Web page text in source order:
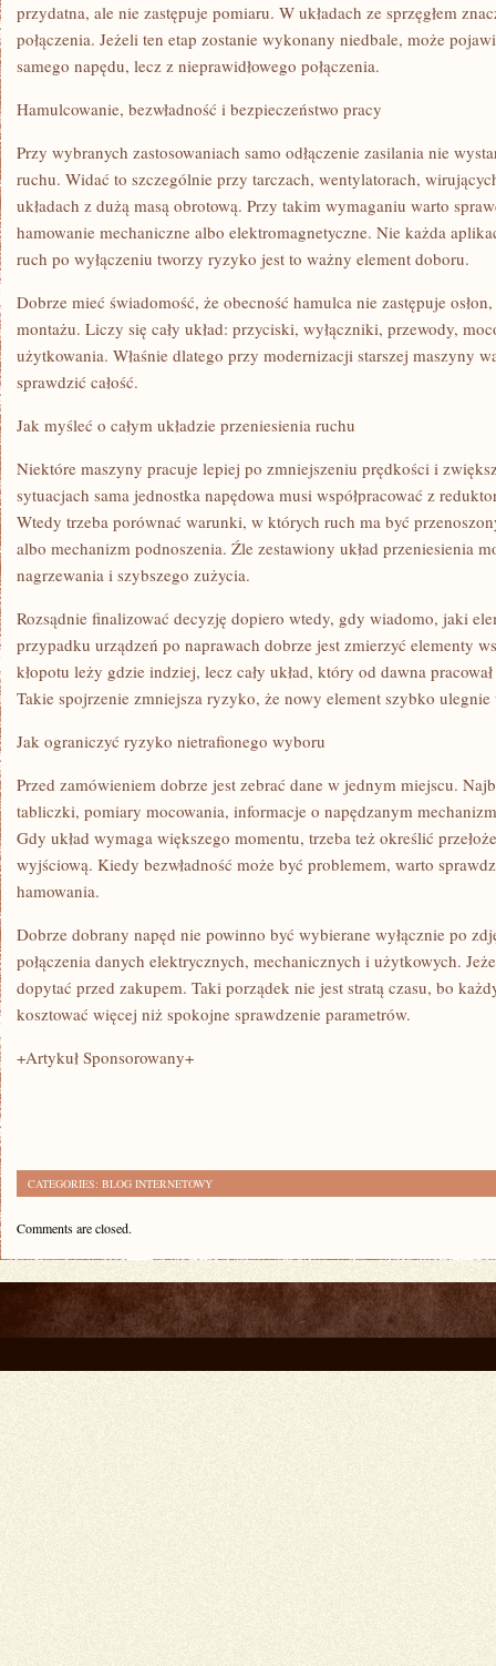
przydatna, ale nie zastępuje pomiaru. W układach ze sprzęgłem
połączenia. Jeżeli ten etap zostanie wykonany niedbale, może
samego napędu, lecz z nieprawidłowego połączenia.
Hamulcowanie, bezwładność i bezpieczeństwo pracy
Przy wybranych zastosowaniach samo odłączenie zasilania nie
ruchu. Widać to szczególnie przy tarczach, wentylatorach,
układach z dużą masą obrotową. Przy takim wymaganiu warto
hamowanie mechaniczne albo elektromagnetyczne. Nie każda
ruch po wyłączeniu tworzy ryzyko jest to ważny element doboru.
Dobrze mieć świadomość, że obecność hamulca nie zastępuje
montażu. Liczy się cały układ: przyciski, wyłączniki, przewody,
użytkowania. Właśnie dlatego przy modernizacji starszej maszyny
sprawdzić całość.
Jak myśleć o całym układzie przeniesienia ruchu
Niektóre maszyny pracuje lepiej po zmniejszeniu prędkości i
sytuacjach sama jednostka napędowa musi współpracować z
Wtedy trzeba porównać warunki, w których ruch ma być
albo mechanizm podnoszenia. Źle zestawiony układ przeniesienia
nagrzewania i szybszego zużycia.
Rozsądnie finalizować decyzję dopiero wtedy, gdy wiadomo, jaki
przypadku urządzeń po naprawach dobrze jest zmierzyć elementy
kłopotu leży gdzie indziej, lecz cały układ, który od dawna
Takie spojrzenie zmniejsza ryzyko, że nowy element szybko
Jak ograniczyć ryzyko nietrafionego wyboru
Przed zamówieniem dobrze jest zebrać dane w jednym miejscu.
tabliczki, pomiary mocowania, informacje o napędzanym
Gdy układ wymaga większego momentu, trzeba też określić
wyjściową. Kiedy bezwładność może być problemem, warto
hamowania.
Dobrze dobrany napęd nie powinno być wybierane wyłącznie po
połączenia danych elektrycznych, mechanicznych i użytkowych.
dopytać przed zakupem. Taki porządek nie jest stratą czasu, bo
kosztować więcej niż spokojne sprawdzenie parametrów.
+Artykuł Sponsorowany+
CATEGORIES: BLOG INTERNETOWY
Comments are closed.